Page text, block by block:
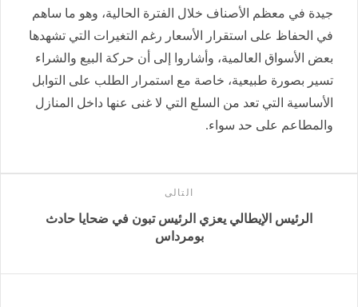
جيدة في معظم الأصناف خلال الفترة الحالية، وهو ما ساهم
في الحفاظ على استقرار الأسعار رغم التغيرات التي تشهدها
بعض الأسواق العالمية، وأشاروا إلى أن حركة البيع والشراء
تسير بصورة طبيعية، خاصة مع استمرار الطلب على التوابل
الأساسية التي تعد من السلع التي لا غنى عنها داخل المنازل
والمطاعم على حد سواء.
التالى
الرئيس الإيطالي يعزي الرئيس تبون في ضحايا حادث
بومرداس